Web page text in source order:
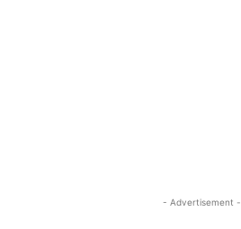
- Advertisement -